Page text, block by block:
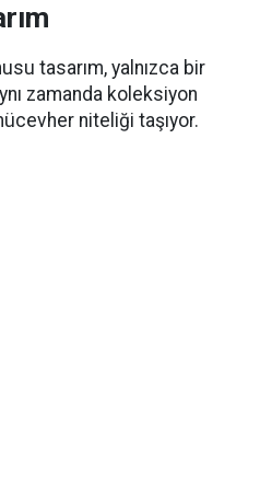
tasarım, yalnızca bir
zamanda koleksiyon
niteliği taşıyor.